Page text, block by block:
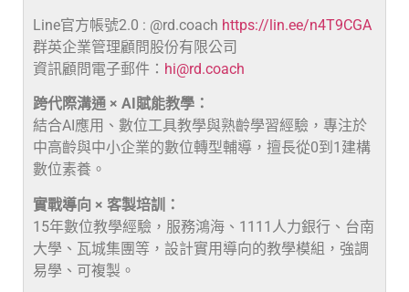
Line官方帳號2.0 : @rd.coach https://lin.ee/n4T9CGA
群英企業管理顧問股份有限公司
資訊顧問電子郵件： hi@rd.coach
跨代際溝通 × AI賦能教學：
結合AI應用、數位工具教學與熟齡學習經驗，專注於
中高齡與中小企業的數位轉型輔導，擅長從0到1建構
數位素養。
實戰導向 × 客製培訓：
15年數位教學經驗，服務鴻海、1111人力銀行、台南
大學、瓦城集團等，設計實用導向的教學模組，強調
易學、可複製。